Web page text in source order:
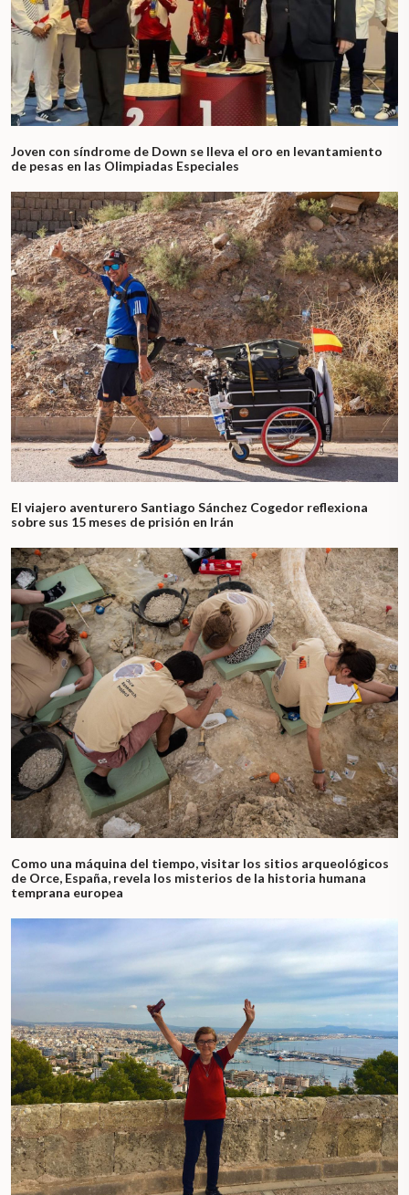
Joven con síndrome de Down se lleva el oro en levantamiento
de pesas en las Olimpiadas Especiales
El viajero aventurero Santiago Sánchez Cogedor reflexiona
sobre sus 15 meses de prisión en Irán
Como una máquina del tiempo, visitar los sitios arqueológicos
de Orce, España, revela los misterios de la historia humana
temprana europea